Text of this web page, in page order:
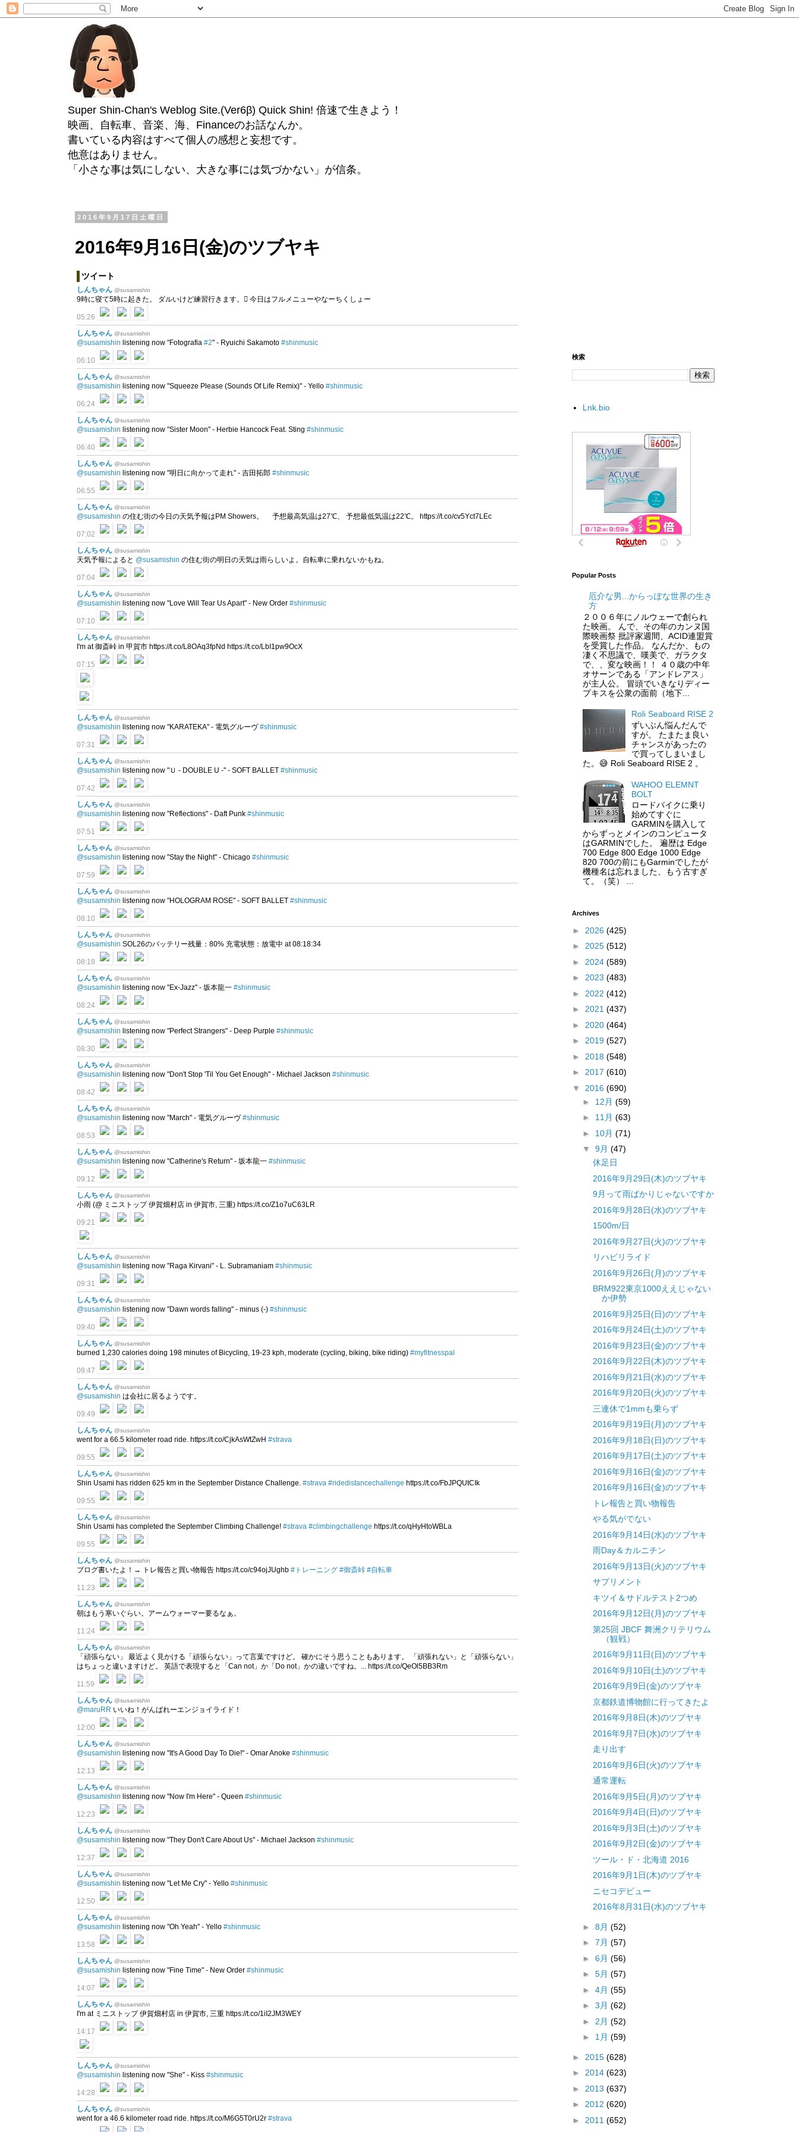
Super Shin-Chan's Weblog Site.(Ver6β) Quick Shin! 倍速で生きよう！
映画、自転車、音楽、海、Financeのお話なんか。
書いている内容はすべて個人の感想と妄想です。
他意はありません。
「小さな事は気にしない、大きな事には気づかない」が信条。
2016年9月17日土曜日
2016年9月16日(金)のツブヤキ
ツイート
しんちゃん @susamishin
9時に寝て5時に起きた。 ダルいけど練習行きます。󾌦 今日はフルメニューやなーちくしょー
05:26
しんちゃん @susamishin
@susamishin listening now "Fotografia #2" - Ryuichi Sakamoto #shinmusic
06:10
しんちゃん @susamishin
@susamishin listening now "Squeeze Please (Sounds Of Life Remix)" - Yello #shinmusic
06:24
しんちゃん @susamishin
@susamishin listening now "Sister Moon" - Herbie Hancock Feat. Sting #shinmusic
06:40
しんちゃん @susamishin
@susamishin listening now "明日に向かって走れ" - 吉田拓郎 #shinmusic
06:55
しんちゃん @susamishin
@susamishin の住む街の今日の天気予報はPM Showers。 予想最高気温は27℃、 予想最低気温は22℃。 https://t.co/cv5Yct7LEc
07:02
しんちゃん @susamishin
天気予報によると @susamishin の住む街の明日の天気は雨らしいよ。自転車に乗れないかもね。
07:04
しんちゃん @susamishin
@susamishin listening now "Love Will Tear Us Apart" - New Order #shinmusic
07:10
しんちゃん @susamishin
I'm at 御斎峠 in 甲賀市 https://t.co/L8OAq3fpNd https://t.co/LbI1pw9OcX
07:15
しんちゃん @susamishin
@susamishin listening now "KARATEKA" - 電気グルーヴ#shinmusic
07:31
しんちゃん @susamishin
@susamishin listening now "Ｕ - DOUBLE U -" - SOFT BALLET #shinmusic
07:42
しんちゃん @susamishin
@susamishin listening now "Reflections" - Daft Punk #shinmusic
07:51
しんちゃん @susamishin
@susamishin listening now "Stay the Night" - Chicago #shinmusic
07:59
しんちゃん @susamishin
@susamishin listening now "HOLOGRAM ROSE" - SOFT BALLET #shinmusic
08:10
しんちゃん @susamishin
@susamishin SOL26のバッテリー残量：80% 充電状態：放電中 at 08:18:34
08:18
しんちゃん @susamishin
@susamishin listening now "Ex-Jazz" - 坂本龍一 #shinmusic
08:24
しんちゃん @susamishin
@susamishin listening now "Perfect Strangers" - Deep Purple #shinmusic
08:30
しんちゃん @susamishin
@susamishin listening now "Don't Stop 'Til You Get Enough" - Michael Jackson #shinmusic
08:42
しんちゃん @susamishin
@susamishin listening now "March" - 電気グルーヴ#shinmusic
08:53
しんちゃん @susamishin
@susamishin listening now "Catherine's Return" - 坂本龍一 #shinmusic
09:12
しんちゃん @susamishin
小雨 (@ ミニストップ 伊賀畑村店 in 伊賀市, 三重) https://t.co/Z1o7uC63LR
09:21
しんちゃん @susamishin
@susamishin listening now "Raga Kirvani" - L. Subramaniam #shinmusic
09:31
しんちゃん @susamishin
@susamishin listening now "Dawn words falling" - minus (-) #shinmusic
09:40
しんちゃん @susamishin
burned 1,230 calories doing 198 minutes of Bicycling, 19-23 kph, moderate (cycling, biking, bike riding) #myfitnesspal
09:47
しんちゃん @susamishin
@susamishin は会社に居るようです。
09:49
しんちゃん @susamishin
went for a 66.5 kilometer road ride. https://t.co/CjkAsWtZwH #strava
09:55
しんちゃん @susamishin
Shin Usami has ridden 625 km in the September Distance Challenge. #strava #ridedistancechallenge https://t.co/FbJPQUtCIk
09:55
しんちゃん @susamishin
Shin Usami has completed the September Climbing Challenge! #strava #climbingchallenge https://t.co/qHyHtoWBLa
09:55
しんちゃん @susamishin
ブログ書いたよ！→ トレ報告と買い物報告 https://t.co/c94ojJUghb #トレーニング #御斎峠 #自転車
11:23
しんちゃん @susamishin
朝はもう寒いぐらい。アームウォーマー要るなぁ。
11:24
しんちゃん @susamishin
「頑張らない」 最近よく見かける「頑張らない」って言葉ですけど。 確かにそう思うこともあります。 「頑張れない」と「頑張らない」
はちょっと違いますけど。 英語で表現すると「Can not」か「Do not」かの違いですね。... https://t.co/QeOl5BB3Rm
11:59
しんちゃん @susamishin
@maruRR いいね！がんばれーエンジョイライド！
12:00
しんちゃん @susamishin
@susamishin listening now "It's A Good Day To Die!" - Omar Anoke #shinmusic
12:13
しんちゃん @susamishin
@susamishin listening now "Now I'm Here" - Queen #shinmusic
12:23
しんちゃん @susamishin
@susamishin listening now "They Don't Care About Us" - Michael Jackson #shinmusic
12:37
しんちゃん @susamishin
@susamishin listening now "Let Me Cry" - Yello #shinmusic
12:50
しんちゃん @susamishin
@susamishin listening now "Oh Yeah" - Yello #shinmusic
13:58
しんちゃん @susamishin
@susamishin listening now "Fine Time" - New Order #shinmusic
14:07
しんちゃん @susamishin
I'm at ミニストップ 伊賀畑村店 in 伊賀市, 三重 https://t.co/1iI2JM3WEY
14:17
しんちゃん @susamishin
@susamishin listening now "She" - Kiss #shinmusic
14:28
しんちゃん @susamishin
went for a 46.6 kilometer road ride. https://t.co/M6G5T0rU2r #strava
検索
Lnk.bio
Popular Posts
厄介な男...からっぽな世界の生き
方
２００６年にノルウェーで創られ
た映画。 んで、その年のカンヌ国
際映画祭 批評家週間、ACID連盟賞
を受賞した作品。 なんだか、もの
凄く不思議で、嘆美で、ガラクタ
で、、変な映画！！ ４０歳の中年
オサーンである「アンドレアス」
が主人公。 冒頭でいきなりディー
プキスを公衆の面前（地下...
Roli Seaboard RISE 2
ずいぶん悩んだんで
すが。 たまたま良い
チャンスがあったの
で買ってしまいまし
た。😅 Roli Seaboard RISE 2 。
WAHOO ELEMNT
BOLT
ロードバイクに乗り
始めてすぐに
GARMINを購入して
からずっとメインのコンピュータ
はGARMINでした。 遍歴は Edge
700 Edge 800 Edge 1000 Edge
820 700の前にもGarminでしたが
機種名は忘れました、もう古すぎ
て。（笑） ...
Archives
► 2026 (425)
► 2025 (512)
► 2024 (589)
► 2023 (483)
► 2022 (412)
► 2021 (437)
► 2020 (464)
► 2019 (527)
► 2018 (548)
► 2017 (610)
▼ 2016 (690)
► 12月 (59)
► 11月 (63)
► 10月 (71)
▼ 9月 (47)
休足日
2016年9月29日(木)のツブヤキ
9月って雨ばかりじゃないですか
2016年9月28日(水)のツブヤキ
1500m/日
2016年9月27日(火)のツブヤキ
リハビリライド
2016年9月26日(月)のツブヤキ
BRM922東京1000ええじゃない
か伊勢
2016年9月25日(日)のツブヤキ
2016年9月24日(土)のツブヤキ
2016年9月23日(金)のツブヤキ
2016年9月22日(木)のツブヤキ
2016年9月21日(水)のツブヤキ
2016年9月20日(火)のツブヤキ
三連休で1mmも乗らず
2016年9月19日(月)のツブヤキ
2016年9月18日(日)のツブヤキ
2016年9月17日(土)のツブヤキ
2016年9月16日(金)のツブヤキ
2016年9月16日(金)のツブヤキ
トレ報告と買い物報告
やる気がでない
2016年9月14日(水)のツブヤキ
雨Day＆カルニチン
2016年9月13日(火)のツブヤキ
サプリメント
キツイ＆サドルテスト2つめ
2016年9月12日(月)のツブヤキ
第25回 JBCF 舞洲クリテリウム
（観戦）
2016年9月11日(日)のツブヤキ
2016年9月10日(土)のツブヤキ
2016年9月9日(金)のツブヤキ
京都鉄道博物館に行ってきたよ
2016年9月8日(木)のツブヤキ
2016年9月7日(水)のツブヤキ
走り出す
2016年9月6日(火)のツブヤキ
通常運転
2016年9月5日(月)のツブヤキ
2016年9月4日(日)のツブヤキ
2016年9月3日(土)のツブヤキ
2016年9月2日(金)のツブヤキ
ツール・ド・北海道 2016
2016年9月1日(木)のツブヤキ
ニセコデビュー
2016年8月31日(水)のツブヤキ
► 8月 (52)
► 7月 (57)
► 6月 (56)
► 5月 (57)
► 4月 (55)
► 3月 (62)
► 2月 (52)
► 1月 (59)
► 2015 (628)
► 2014 (623)
► 2013 (637)
► 2012 (620)
► 2011 (652)